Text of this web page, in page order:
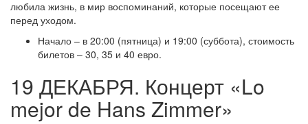
любила жизнь, в мир воспоминаний, которые посещают ее
перед уходом.
Начало – в 20:00 (пятница) и 19:00 (суббота), стоимость
билетов – 30, 35 и 40 евро.
19 ДЕКАБРЯ. Концерт «Lo
mejor de Hans Zimmer»